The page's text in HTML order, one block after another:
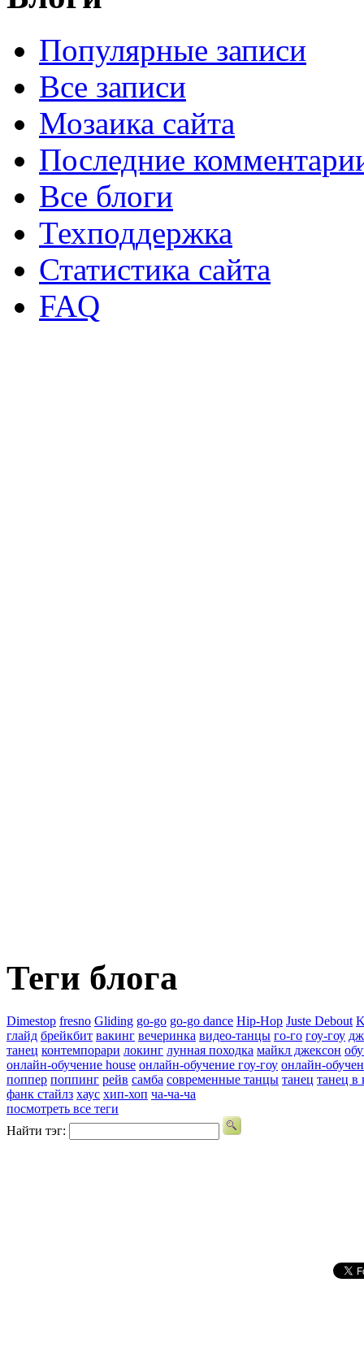
Популярные записи
Все записи
Мозаика сайта
Последние
Все блоги
Техподдержка
Статистика сайта
FAQ
Теги блога
Dimestop fresno Gliding go-go go-go dance Hip-Hop Juste Debout
глайд брейкбит вакинг вечеринка видео-танцы го-го гоу-гоу
танец контемпорари локинг лунная походка майкл джексон
онлайн-обучение house онлайн-обучение гоу-гоу онлайн-
поппер поппинг рейв самба современные танцы танец танец в
фанк стайлз хаус хип-хоп ча-ча-ча
посмотреть все теги
Найти тэг: